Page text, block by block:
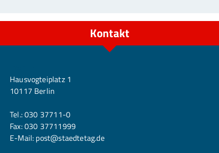
Kontakt
Hausvogteiplatz 1
10117 Berlin
Tel.:030 37711-0
Fax: 030 37711999
E-Mail: post@staedtetag.de